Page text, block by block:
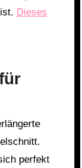
Dieses
perfekt